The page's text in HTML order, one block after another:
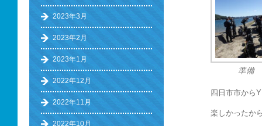
準備
四日市市から
楽しかったか
2023年3月
2023年2月
2023年1月
2022年12月
2022年11月
2022年10月